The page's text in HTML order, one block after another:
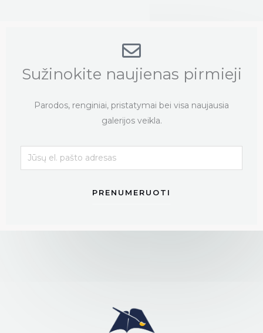
Sužinokite naujienas pirmieji
Parodos, renginiai, pristatymai bei visa naujausia
galerijos veikla.
PRENUMERUOTI